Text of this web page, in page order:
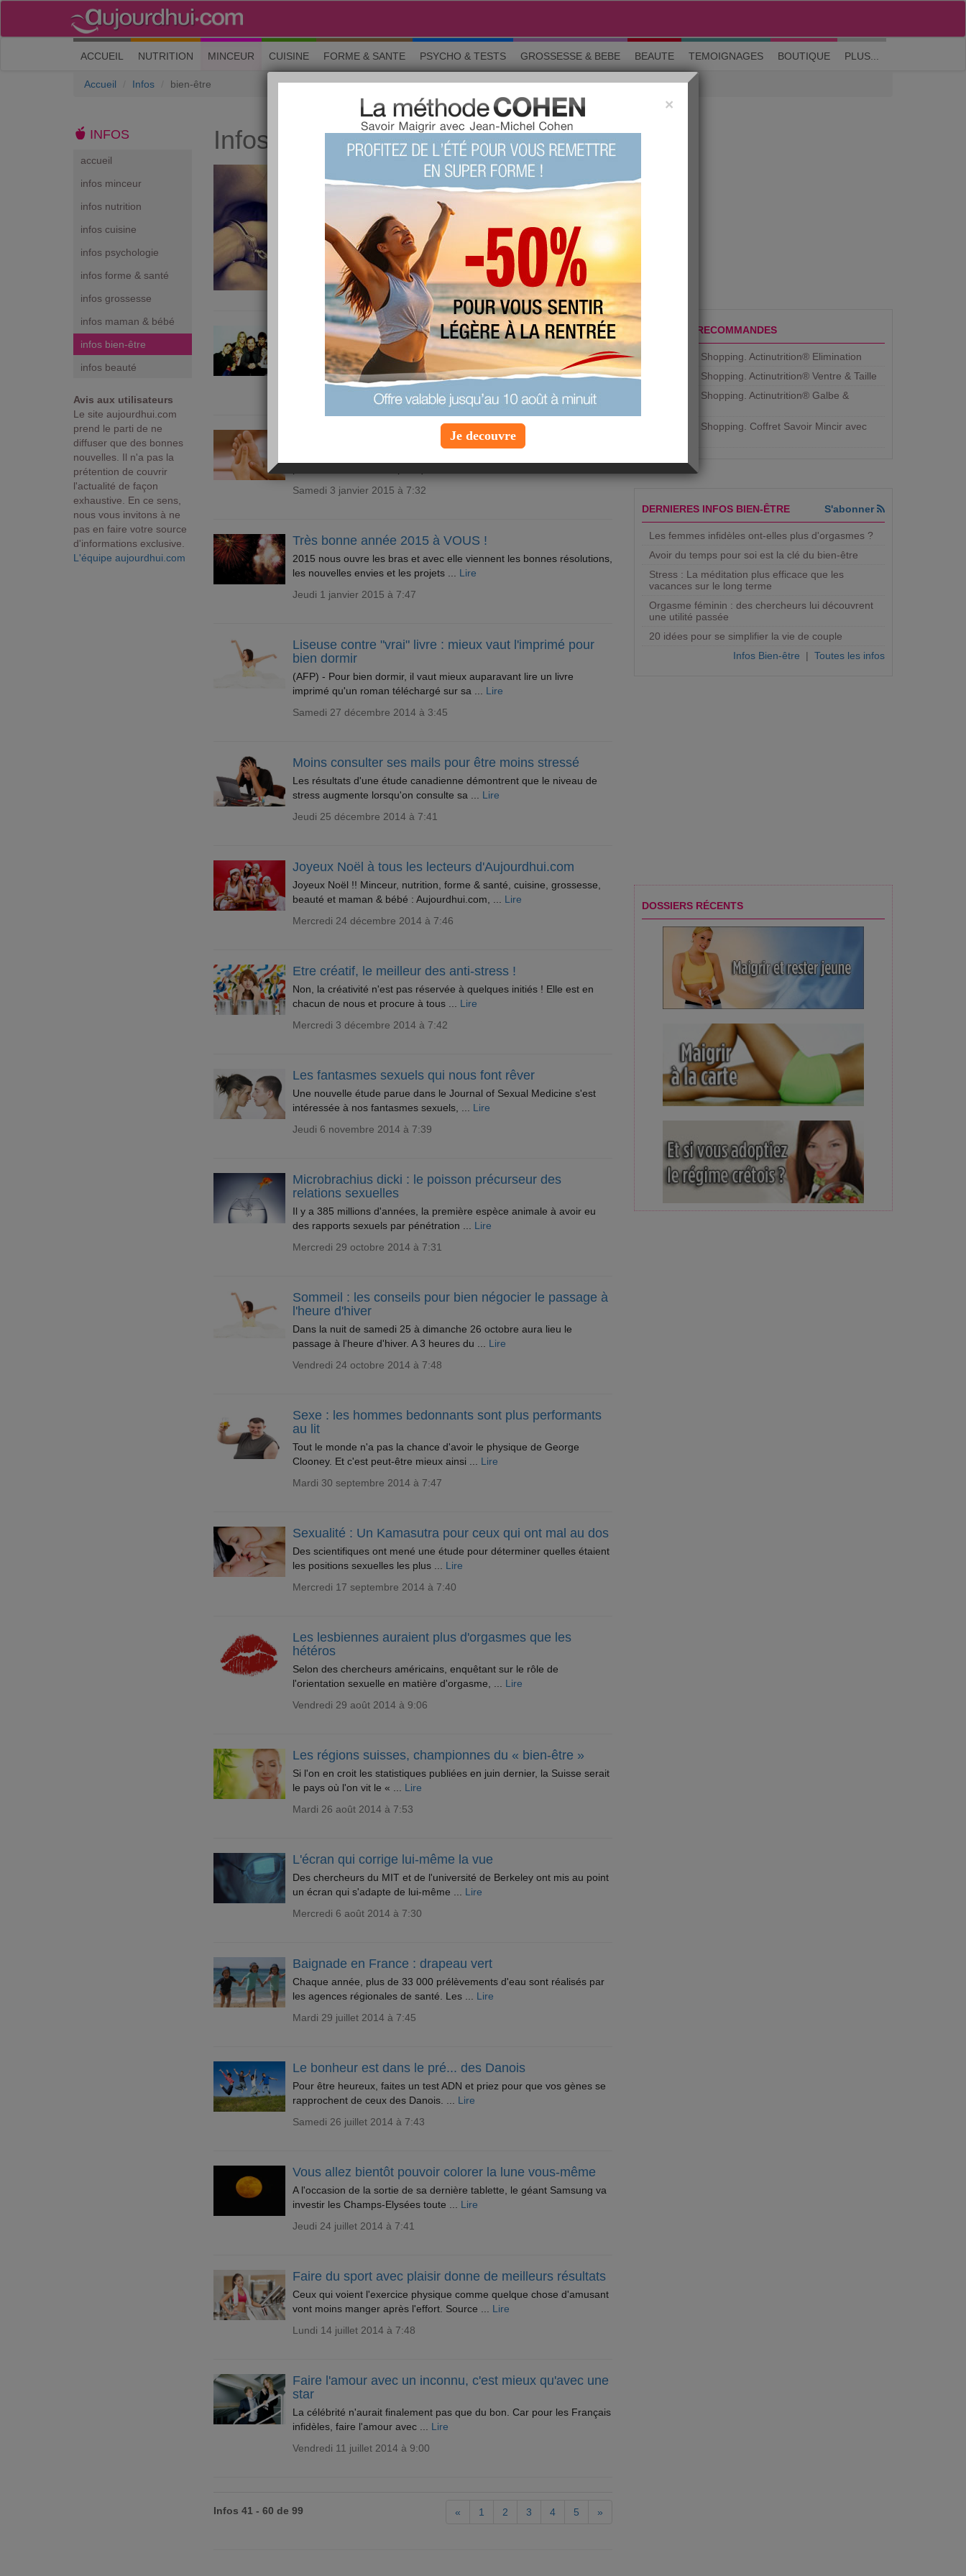
M'inscrire| Me connecter| ? Visite guidée
ACCUEIL (current)
NUTRITION MINCEUR CUISINE FORME & SANTE PSYCHO & TESTS GROSSESSE & BEBE BEAUTE TEMOIGNAGES BOUTIQUE PLUS...
Accueil Infos bien-être
INFOS
accueil
infos minceur
infos nutrition
infos cuisine
infos psychologie
infos forme & santé
infos grossesse
infos maman & bébé
infos bien-être
infos beauté
Avis aux utilisateurs
Le site aujourdhui.com
prend le parti de ne
diffuser que des bonnes
nouvelles. Il n'a pas la
prétention de couvrir
l'actualité de façon
exhaustive. En ce sens,
nous vous invitons à ne
pas en faire votre source
d'informations exclusive.
L'équipe aujourdhui.com
Infos bien-être
Les femmes infidèles ont-elles plus
d'orgasmes ?
Orgasme, fantasmes... Découvrez la vie
cachée des femmes infidèles avec la
publication d'un nouveau sondage du site de
rencontres extraconjugales DAYLOV réalisé
par Ifop.
Mercredi 21 décembre 2016 à 10:13
La santé, la clé du bonheur des Français
Selon un sondage IFOP, 96 % des Français souhaiteront avant tout
une bonne santé à leurs proches pour ...Lire
Mercredi 7 janvier 2015 à 7:43
Anti-stress : 4 automassages express
Samedi 3 janvier 2015 à 7:32
Très bonne année 2015 à VOUS !
2015 nous ouvre les bras et avec elle viennent les bonnes résolutions,
les nouvelles envies et les projets ... Lire
Jeudi 1 janvier 2015 à 7:47
Liseuse contre "vrai" livre : mieux vaut l'imprimé pour
bien dormir
(AFP) - Pour bien dormir, il vaut mieux auparavant lire un livre
imprimé qu'un roman téléchargé sur sa ... Lire
Samedi 27 décembre 2014 à 3:45
Moins consulter ses mails pour être moins stressé
Les résultats d'une étude canadienne démontrent que le niveau de
stress augmente lorsqu'on consulte sa ... Lire
Jeudi 25 décembre 2014 à 7:41
Joyeux Noël à tous les lecteurs d'Aujourdhui.com
Joyeux Noël !! Minceur, nutrition, forme & santé, cuisine, grossesse,
beauté et maman & bébé : Aujourdhui.com, ... Lire
Mercredi 24 décembre 2014 à 7:46
Etre créatif, le meilleur des anti-stress !
Non, la créativité n'est pas réservée à quelques initiés ! Elle est en
chacun de nous et procure à tous ... Lire
Mercredi 3 décembre 2014 à 7:42
Les fantasmes sexuels qui nous font rêver
Une nouvelle étude parue dans le Journal of Sexual Medicine s'est
intéressée à nos fantasmes sexuels, ... Lire
Jeudi 6 novembre 2014 à 7:39
Microbrachius dicki : le poisson précurseur des
relations sexuelles
Il y a 385 millions d'années, la première espèce animale à avoir eu
des rapports sexuels par pénétration ... Lire
Mercredi 29 octobre 2014 à 7:31
Sommeil : les conseils pour bien négocier le passage à
l'heure d'hiver
Dans la nuit de samedi 25 à dimanche 26 octobre aura lieu le
passage à l'heure d'hiver. A 3 heures du ... Lire
Vendredi 24 octobre 2014 à 7:48
Sexe : les hommes bedonnants sont plus performants
au lit
Tout le monde n'a pas la chance d'avoir le physique de George
Clooney. Et c'est peut-être mieux ainsi ... Lire
Mardi 30 septembre 2014 à 7:47
Sexualité : Un Kamasutra pour ceux qui ont mal au dos
Des scientifiques ont mené une étude pour déterminer quelles étaient
les positions sexuelles les plus ... Lire
Mercredi 17 septembre 2014 à 7:40
Les lesbiennes auraient plus d'orgasmes que les
hétéros
Selon des chercheurs américains, enquêtant sur le rôle de
l'orientation sexuelle en matière d'orgasme, ... Lire
Vendredi 29 août 2014 à 9:06
Les régions suisses, championnes du « bien-être »
Si l'on en croit les statistiques publiées en juin dernier, la Suisse serait
le pays où l'on vit le « ... Lire
Mardi 26 août 2014 à 7:53
L'écran qui corrige lui-même la vue
Des chercheurs du MIT et de l'université de Berkeley ont mis au point
un écran qui s'adapte de lui-même ... Lire
Mercredi 6 août 2014 à 7:30
Baignade en France : drapeau vert
Chaque année, plus de 33 000 prélèvements d'eau sont réalisés par
les agences régionales de santé. Les ... Lire
Mardi 29 juillet 2014 à 7:45
Le bonheur est dans le pré... des Danois
Pour être heureux, faites un test ADN et priez pour que vos gènes se
rapprochent de ceux des Danois. ... Lire
Samedi 26 juillet 2014 à 7:43
Vous allez bientôt pouvoir colorer la lune vous-même
A l'occasion de la sortie de sa dernière tablette, le géant Samsung va
investir les Champs-Elysées toute ... Lire
Jeudi 24 juillet 2014 à 7:41
Faire du sport avec plaisir donne de meilleurs résultats
Ceux qui voient l'exercice physique comme quelque chose d'amusant
vont moins manger après l'effort. Source ... Lire
Lundi 14 juillet 2014 à 7:48
Faire l'amour avec un inconnu, c'est mieux qu'avec une
star
La célébrité n'aurait finalement pas que du bon. Car pour les Français
infidèles, faire l'amour avec ... Lire
Vendredi 11 juillet 2014 à 9:00
Infos 41 - 60 de 99 « 1 2 3 4 5 »
PRODUITS RECOMMANDES
Aujourdhui Shopping. Actinutrition® Elimination
Aujourdhui Shopping. Actinutrition® Ventre & Taille
Aujourdhui Shopping. Actinutrition® Galbe &
Aujourdhui Shopping. ​Coffret Savoir Mincir avec
DERNIERES INFOS BIEN-ÊTRE S'abonner
Les femmes infidèles ont-elles plus d'orgasmes ?
Avoir du temps pour soi est la clé du bien-être
Stress : La méditation plus efficace que les
vacances sur le long terme
Orgasme féminin : des chercheurs lui découvrent
une utilité passée
20 idées pour se simplifier la vie de couple
Infos Bien-être | Toutes les infos
DOSSIERS RÉCENTS
×
Je decouvre